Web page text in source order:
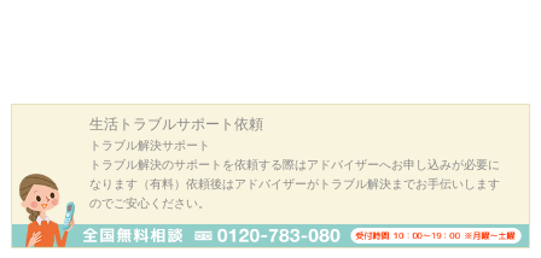
生活トラブルサポート依頼
トラブル解決サポート
トラブル解決のサポートを依頼する際はアドバイザーへお申し込みが必要に
なります（有料）依頼後はアドバイザーがトラブル解決までお手伝いします
のでご安心ください。